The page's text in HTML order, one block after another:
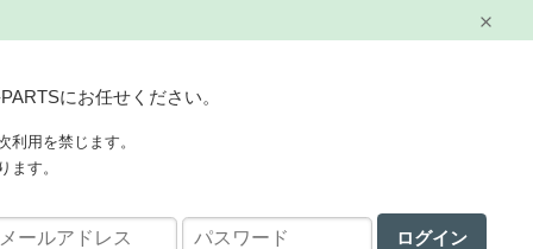
にお任せください。
用を禁じます。
ます。
ログイン